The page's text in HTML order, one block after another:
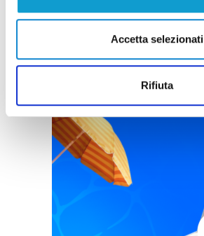
Accetta selezionati
Rifiuta